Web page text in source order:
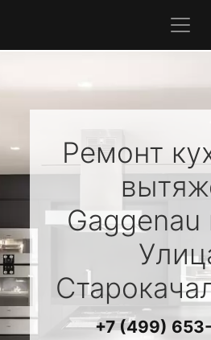
Ремонт
Gaggenau
+7 (499)